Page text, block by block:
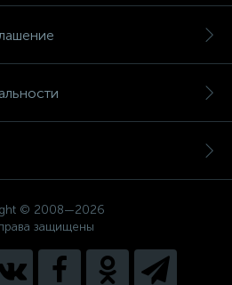
© 2008—2026
защищены